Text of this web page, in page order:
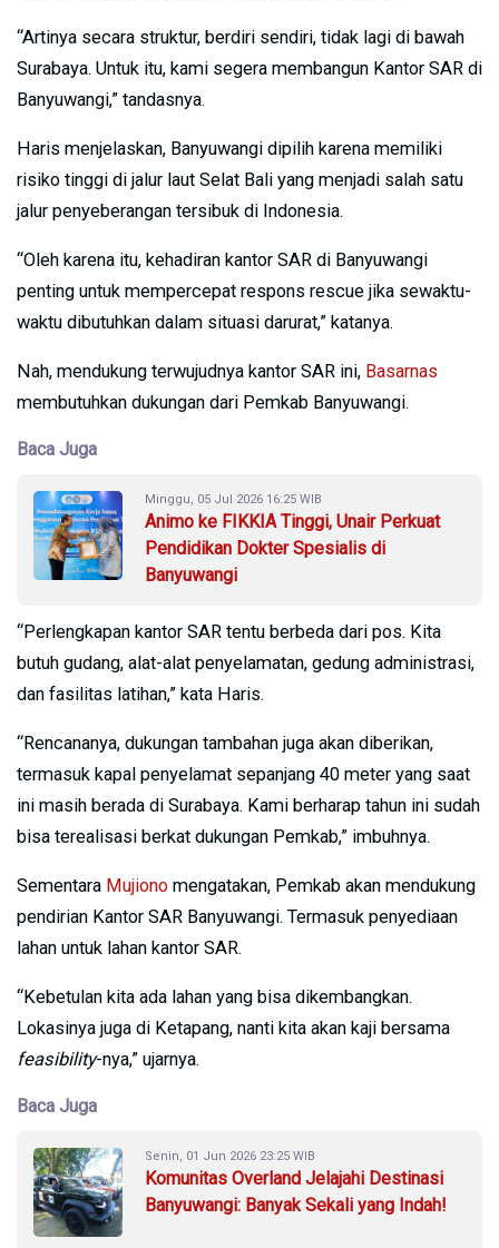
“Artinya secara struktur, berdiri sendiri, tidak lagi di bawah
Surabaya. Untuk itu, kami segera membangun Kantor SAR di
Banyuwangi,” tandasnya.
Haris menjelaskan, Banyuwangi dipilih karena memiliki
risiko tinggi di jalur laut Selat Bali yang menjadi salah satu
jalur penyeberangan tersibuk di Indonesia.
“Oleh karena itu, kehadiran kantor SAR di Banyuwangi
penting untuk mempercepat respons rescue jika sewaktu-
waktu dibutuhkan dalam situasi darurat,” katanya.
Nah, mendukung terwujudnya kantor SAR ini, Basarnas
membutuhkan dukungan dari Pemkab Banyuwangi.
Baca Juga
Minggu, 05 Jul 2026 16:25 WIB
Animo ke FIKKIA Tinggi, Unair Perkuat
Pendidikan Dokter Spesialis di
Banyuwangi
“Perlengkapan kantor SAR tentu berbeda dari pos. Kita
butuh gudang, alat-alat penyelamatan, gedung administrasi,
dan fasilitas latihan,” kata Haris.
“Rencananya, dukungan tambahan juga akan diberikan,
termasuk kapal penyelamat sepanjang 40 meter yang saat
ini masih berada di Surabaya. Kami berharap tahun ini sudah
bisa terealisasi berkat dukungan Pemkab,” imbuhnya.
Sementara Mujiono mengatakan, Pemkab akan mendukung
pendirian Kantor SAR Banyuwangi. Termasuk penyediaan
lahan untuk lahan kantor SAR.
“Kebetulan kita ada lahan yang bisa dikembangkan.
Lokasinya juga di Ketapang, nanti kita akan kaji bersama
feasibility-nya,” ujarnya.
Baca Juga
Senin, 01 Jun 2026 23:25 WIB
Komunitas Overland Jelajahi Destinasi
Banyuwangi: Banyak Sekali yang Indah!